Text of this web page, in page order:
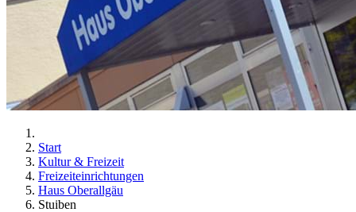
Start
Kultur & Freizeit
Freizeiteinrichtungen
Haus Oberallgäu
Stuiben